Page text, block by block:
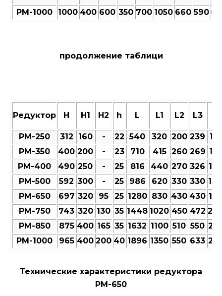
РМ-1000
1000 400 600 350 700 1050 660 590
продолжение таблици
Редуктор Н Н1 Н2 h L L1 L2 L3
РМ-250 312 160 - 22 540 320 200 239 101
РМ-350
400 200 - 23 710 415 260 269 122
РМ-400
490 250 - 25 816 440 270 326 128
РМ-500
592 300 - 25 986 620 330 330
РМ-650
697 320 95 25 1280 830 430 430 183
РМ-750
743 320 130 35 1448 1020 450 472
РМ-850
875 400 165 35 1632 1100 510 550
РМ-1000
965 400 200 40 1896 1350 550 633
Технические характеристики редуктора
РМ-650